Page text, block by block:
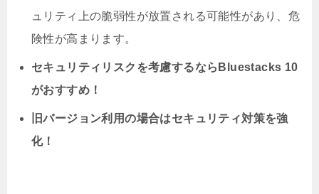
ュリティ上の脆弱性が放置される可能性があり、危
険性が高まります。
セキュリティリスクを考慮するならBluestacks 10
がおすすめ！
旧バージョン利用の場合はセキュリティ対策を強
化！